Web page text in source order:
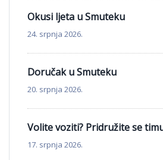
Okusi ljeta u Smuteku
24. srpnja 2026.
Doručak u Smuteku
20. srpnja 2026.
Volite voziti? Pridružite se
17. srpnja 2026.